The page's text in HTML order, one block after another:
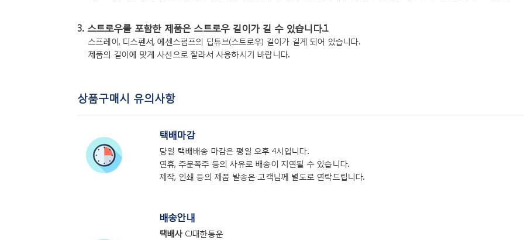
3. 스트로우를 포함한 제품은 스트로우 길이가 길 수 있습니다.1
스프레이, 디스펜서, 에센스펌프의 딥튜브(스트로우) 길이가 길게 되어 있습니다.
제품의 길이에 맞게 사선으로 잘라서 사용하시기 바랍니다.
상품구매시 유의사항
택배마감
당일 택배배송 마감은 평일 오후 4시입니다.
연휴, 주문폭주 등의 사유로 배송이 지연될 수 있습니다.
제작, 인쇄 등의 제품 발송은 고객님께 별도로 연락드립니다.
배송안내
택배사CJ대한통운